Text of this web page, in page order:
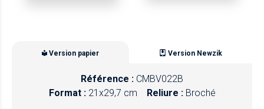
Version papier Version Newzik
Référence : CMBV022B
Format : 21x29,7 cm Reliure : Broché